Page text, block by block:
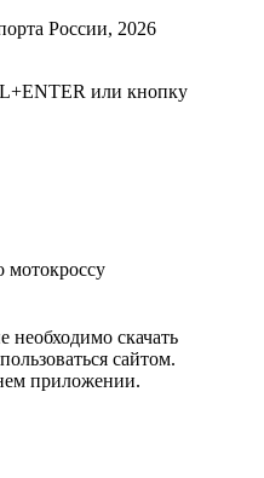
России, 2026
или кнопку
мотокроссу
необходимо скачать
сайтом.
приложении.